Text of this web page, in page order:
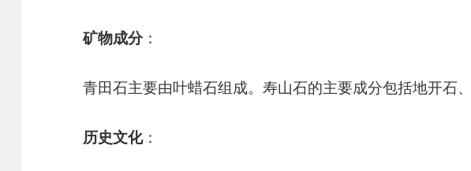
矿物成分：
青田石主要由叶蜡石组成。寿山石的主要成分包括地开石、
历史文化：